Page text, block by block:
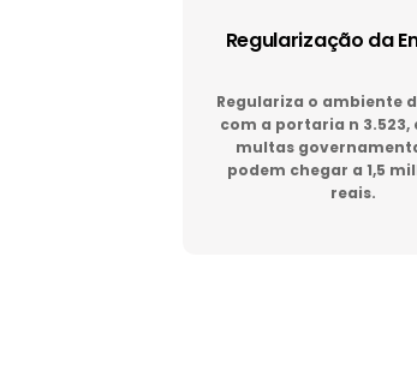
Regularização da
Regulariza o ambiente
com a portaria n 3.523,
multas
podem chegar a 1,5
reais.